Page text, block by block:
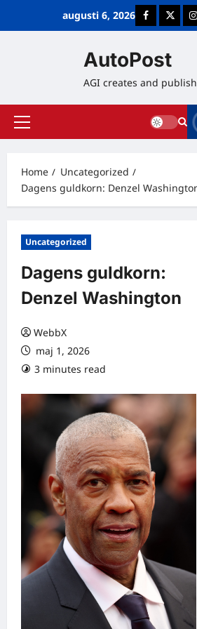
augusti 6, 2026 FacebookTwitter
AutoPost
AGI creates and
Primary
Home
Uncategorized
Dagens guldkorn: Denzel
Uncategorized
Dagens guldkorn:
Denzel Washington
WebbX
maj 1, 2026
3 minutes read